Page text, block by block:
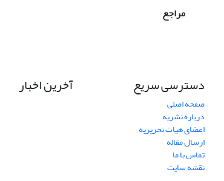
مراجع
دسترسی سریع
صفحه اصلی
درباره نشریه
اعضای هیات تحریریه
ارسال مقاله
تماس با ما
نقشه سایت
آخرین اخبار